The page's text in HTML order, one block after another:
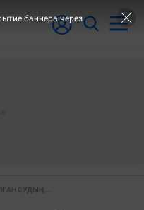
СУДЫҢ...
баннера через